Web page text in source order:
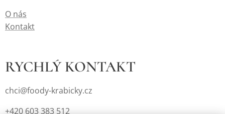
O nás
Kontakt
RYCHLÝ KONTAKT
chci@foody-krabicky.cz
+420 603 383 512